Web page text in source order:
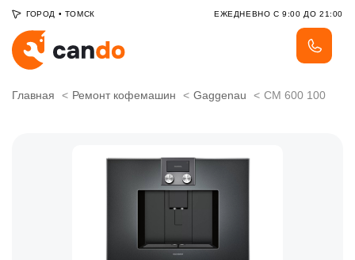
ГОРОД • ТОМСК ЕЖЕДНЕВНО С 9:00 ДО 21:00
Главная Ремонт кофемашин Gaggenau CM 600 100